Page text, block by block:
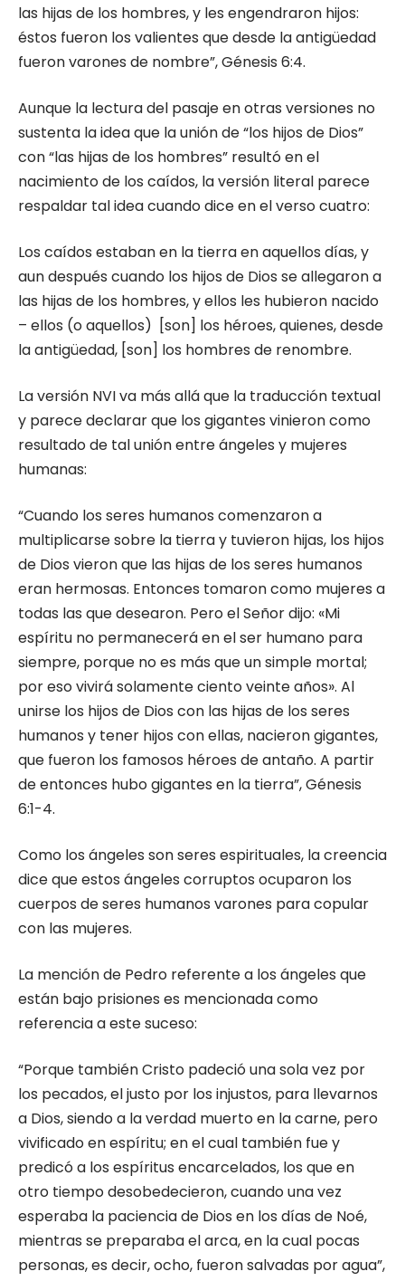
las hijas de los hombres, y les engendraron hijos:
éstos fueron los valientes que desde la antigüedad
fueron varones de nombre”, Génesis 6:4.
Aunque la lectura del pasaje en otras versiones no
sustenta la idea que la unión de “los hijos de Dios”
con “las hijas de los hombres” resultó en el
nacimiento de los caídos, la versión literal parece
respaldar tal idea cuando dice en el verso cuatro:
Los caídos estaban en la tierra en aquellos días, y
aun después cuando los hijos de Dios se allegaron a
las hijas de los hombres, y ellos les hubieron nacido
– ellos (o aquellos) [son] los héroes, quienes, desde
la antigüedad, [son] los hombres de renombre.
La versión NVI va más allá que la traducción textual
y parece declarar que los gigantes vinieron como
resultado de tal unión entre ángeles y mujeres
humanas:
“Cuando los seres humanos comenzaron a
multiplicarse sobre la tierra y tuvieron hijas, los hijos
de Dios vieron que las hijas de los seres humanos
eran hermosas. Entonces tomaron como mujeres a
todas las que desearon. Pero el Señor dijo: «Mi
espíritu no permanecerá en el ser humano para
siempre, porque no es más que un simple mortal;
por eso vivirá solamente ciento veinte años». Al
unirse los hijos de Dios con las hijas de los seres
humanos y tener hijos con ellas, nacieron gigantes,
que fueron los famosos héroes de antaño. A partir
de entonces hubo gigantes en la tierra”, Génesis
6:1-4.
Como los ángeles son seres espirituales, la creencia
dice que estos ángeles corruptos ocuparon los
cuerpos de seres humanos varones para copular
con las mujeres.
La mención de Pedro referente a los ángeles que
están bajo prisiones es mencionada como
referencia a este suceso:
“Porque también Cristo padeció una sola vez por
los pecados, el justo por los injustos, para llevarnos
a Dios, siendo a la verdad muerto en la carne, pero
vivificado en espíritu; en el cual también fue y
predicó a los espíritus encarcelados, los que en
otro tiempo desobedecieron, cuando una vez
esperaba la paciencia de Dios en los días de Noé,
mientras se preparaba el arca, en la cual pocas
personas, es decir, ocho, fueron salvadas por agua”,